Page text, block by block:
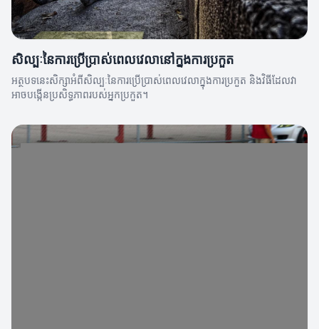
សិល្បៈនៃការប្រើប្រាស់ពេលវេលានៅក្នុងការប្រកួត
អត្ថបទនេះសិក្សាអំពីសិល្បៈនៃការប្រើប្រាស់ពេលវេលាក្នុងការប្រកួត និងវិធីដែលវា
អាចបង្កើនប្រសិទ្ធភាពរបស់អ្នកប្រកួត។